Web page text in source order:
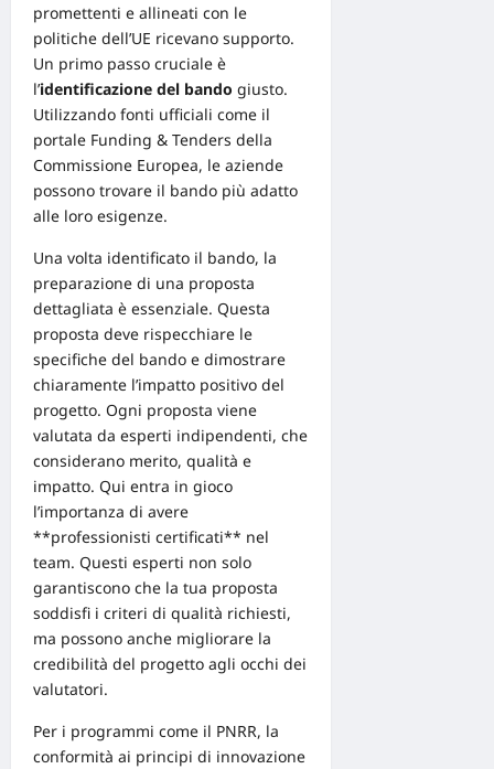
promettenti e allineati con le
politiche dell’UE ricevano supporto.
Un primo passo cruciale è
l’identificazione del bando giusto.
Utilizzando fonti ufficiali come il
portale Funding & Tenders della
Commissione Europea, le aziende
possono trovare il bando più adatto
alle loro esigenze.
Una volta identificato il bando, la
preparazione di una proposta
dettagliata è essenziale. Questa
proposta deve rispecchiare le
specifiche del bando e dimostrare
chiaramente l’impatto positivo del
progetto. Ogni proposta viene
valutata da esperti indipendenti, che
considerano merito, qualità e
impatto. Qui entra in gioco
l’importanza di avere
**professionisti certificati** nel
team. Questi esperti non solo
garantiscono che la tua proposta
soddisfi i criteri di qualità richiesti,
ma possono anche migliorare la
credibilità del progetto agli occhi dei
valutatori.
Per i programmi come il PNRR, la
conformità ai principi di innovazione